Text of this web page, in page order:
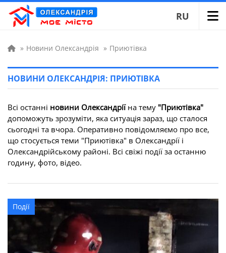
RU
» Новини Олександрія » Приютівка
НОВИНИ ОЛЕКСАНДРІЯ: ПРИЮТІВКА
Всі останні новини Олександріїна тему "Приютівка"
допоможуть зрозуміти, яка ситуація зараз, що сталося
сьогодні та вчора. Оперативно повідомляємо про все,
що стосується теми "Приютівка" в Олександрії і
Олександрійському районі. Всі свіжі події за останню
годину, фото, відео.
Події